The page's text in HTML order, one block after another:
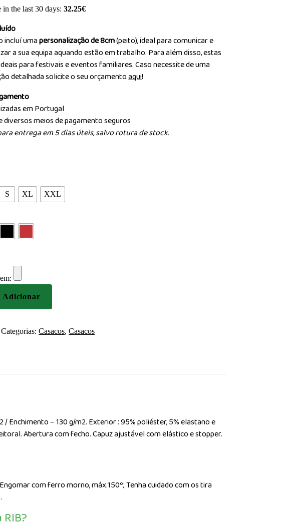
in the last 30 days:32.25€
incluí umapersonalização de 8cm(peito), ideal para comunicar e
a sua equipa aquando estão em trabalho. Para além disso, estas
para festivais e eventos familiares. Caso necessite de uma
detalhada solicite o seu orçamentoaqui!
em Portugal
diversos meios de pagamento seguros
entrega em 5 dias úteis, salvo rotura de stock.
S XL XXL
Adicionar
Categorias:Casacos,Casacos
Enchimento – 130 g/m2. Exterior : 95% poliéster, 5% elastano e
Abertura com fecho. Capuz ajustável com elástico e stopper.
com ferro morno, máx.150º; Tenha cuidado com os tira